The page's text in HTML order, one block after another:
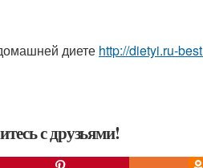
диете http://dietyi.ru-
с друзьями!